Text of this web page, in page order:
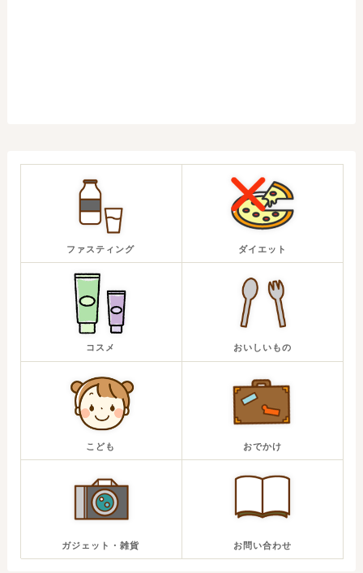
ファスティング ダイエット
コスメ おいしいもの
こども おでかけ
ガジェット・雑貨 お問い合わせ